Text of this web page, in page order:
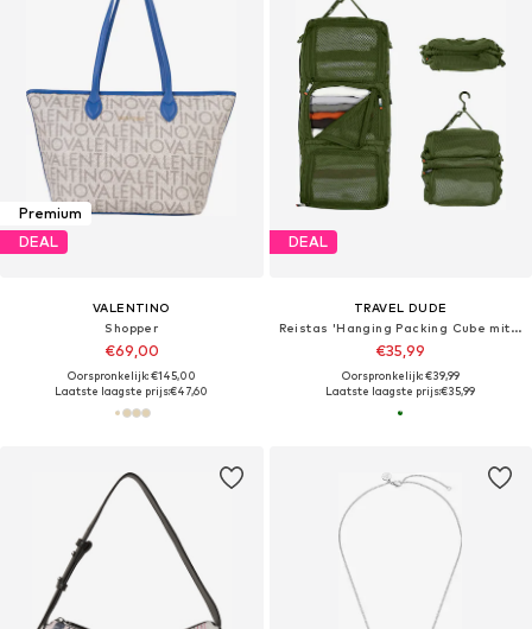
Premium
DEAL
VALENTINO
Shopper
€69,00
Oorspronkelijk: €145,00
Laatste laagste prijs:€47,60
DEAL
TRAVEL DUDE
Reistas 'Hanging Packing Cube mit Kompression, Hängende Packwürfel für Rucksack und Koffer, Reise Regal in Schwarz'
€35,99
Oorspronkelijk: €39,99
Laatste laagste prijs:€35,99